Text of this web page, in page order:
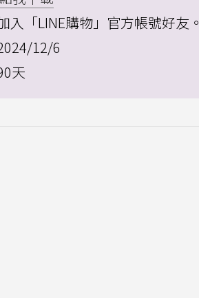
入「LINE購物」官方帳號好友。
12/6
天